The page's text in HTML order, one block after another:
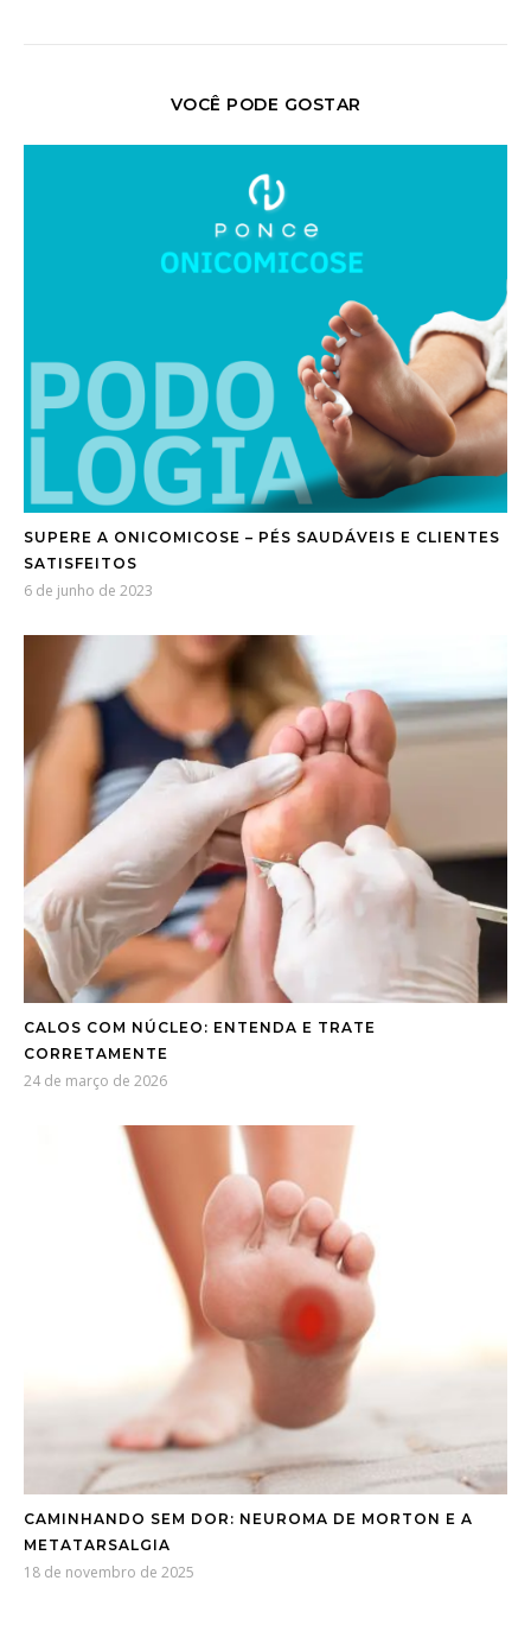
VOCÊ PODE GOSTAR
SUPERE A ONICOMICOSE – PÉS SAUDÁVEIS E CLIENTES
SATISFEITOS
6 de junho de 2023
CALOS COM NÚCLEO: ENTENDA E TRATE
CORRETAMENTE
24 de março de 2026
CAMINHANDO SEM DOR: NEUROMA DE MORTON E A
METATARSALGIA
18 de novembro de 2025